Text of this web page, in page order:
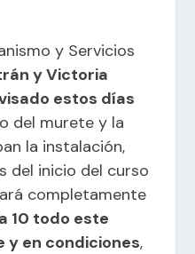
y Servicios
y Victoria
estos días
del murete y la
la instalación,
del inicio del curso
completamente
10 todo este
y en condiciones,